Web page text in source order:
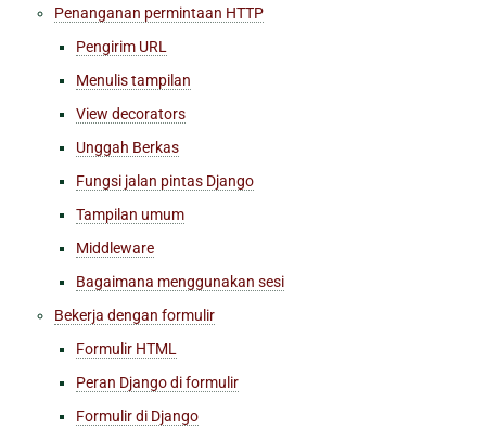
Penanganan permintaan HTTP
Pengirim URL
Menulis tampilan
View decorators
Unggah Berkas
Fungsi jalan pintas Django
Tampilan umum
Middleware
Bagaimana menggunakan sesi
Bekerja dengan formulir
Formulir HTML
Peran Django di formulir
Formulir di Django